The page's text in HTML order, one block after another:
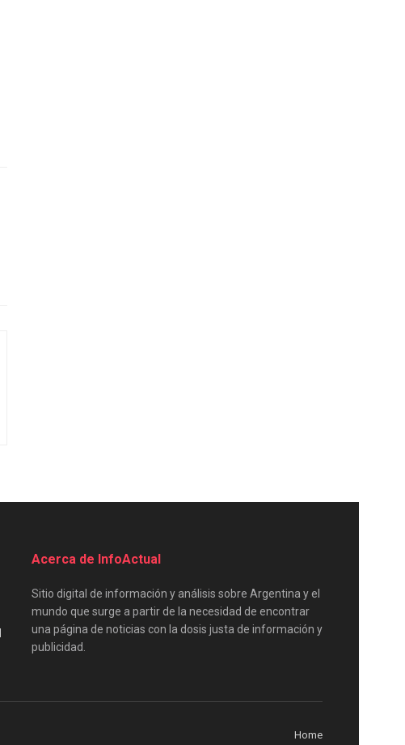
Acerca de InfoActual
Sitio digital de información y análisis sobre Argentina y el
mundo que surge a partir de la necesidad de encontrar
una página de noticias con la dosis justa de información y
publicidad.
Home